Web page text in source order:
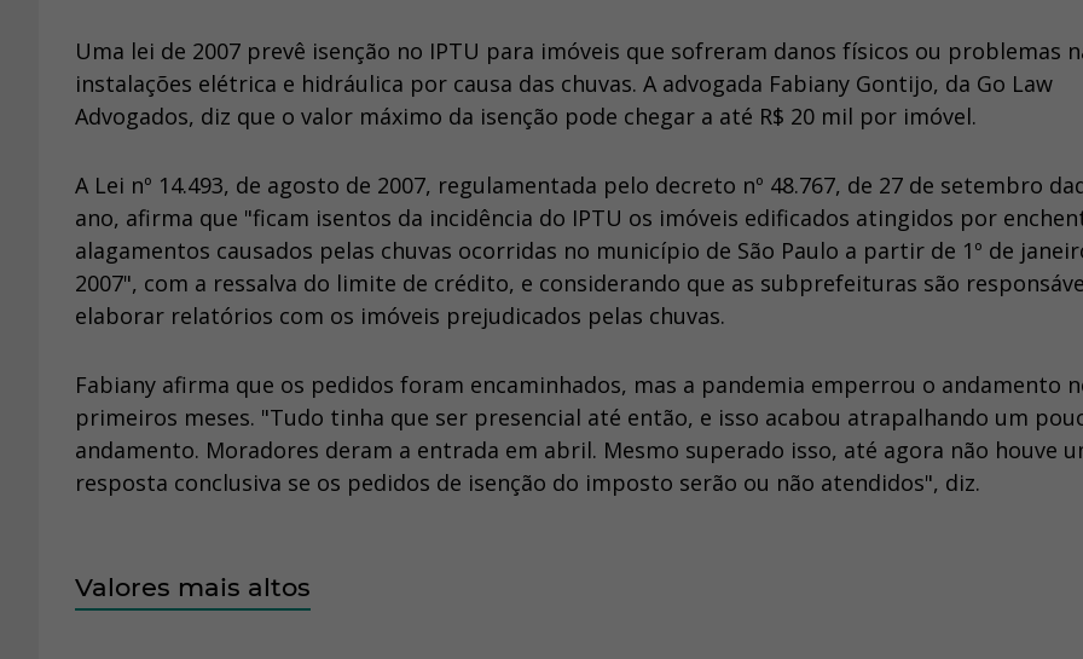
Uma lei de 2007 prevê isenção no IPTU para imóveis que sofreram danos físicos ou problemas
instalações elétrica e hidráulica por causa das chuvas. A advogada Fabiany Gontijo, da Go Law
Advogados, diz que o valor máximo da isenção pode chegar a até R$ 20 mil por imóvel.
A Lei nº 14.493, de agosto de 2007, regulamentada pelo decreto nº 48.767, de 27 de setembro
ano, afirma que "ficam isentos da incidência do IPTU os imóveis edificados atingidos por
alagamentos causados pelas chuvas ocorridas no município de São Paulo a partir de 1º de
2007", com a ressalva do limite de crédito, e considerando que as subprefeituras são
elaborar relatórios com os imóveis prejudicados pelas chuvas.
Fabiany afirma que os pedidos foram encaminhados, mas a pandemia emperrou o andamento
primeiros meses. "Tudo tinha que ser presencial até então, e isso acabou atrapalhando um
andamento. Moradores deram a entrada em abril. Mesmo superado isso, até agora não houve
resposta conclusiva se os pedidos de isenção do imposto serão ou não atendidos", diz.
Valores mais altos